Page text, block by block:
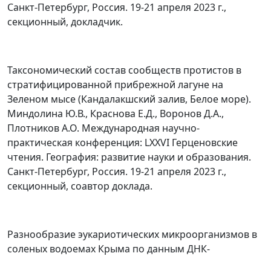
Санкт-Петербург, Россия. 19-21 апреля 2023 г.,
секционный, докладчик.
Таксономический состав сообществ протистов в
стратифицированной прибрежной лагуне на
Зеленом мысе (Кандалакшский залив, Белое море).
Миндолина Ю.В., Краснова Е.Д., Воронов Д.А.,
Плотников А.О. Международная научно-
практическая конференция: LXXVI Герценовские
чтения. География: развитие науки и образования.
Санкт-Петербург, Россия. 19-21 апреля 2023 г.,
секционный, соавтор доклада.
Разнообразие эукариотических микроорганизмов в
соленых водоемах Крыма по данным ДНК-